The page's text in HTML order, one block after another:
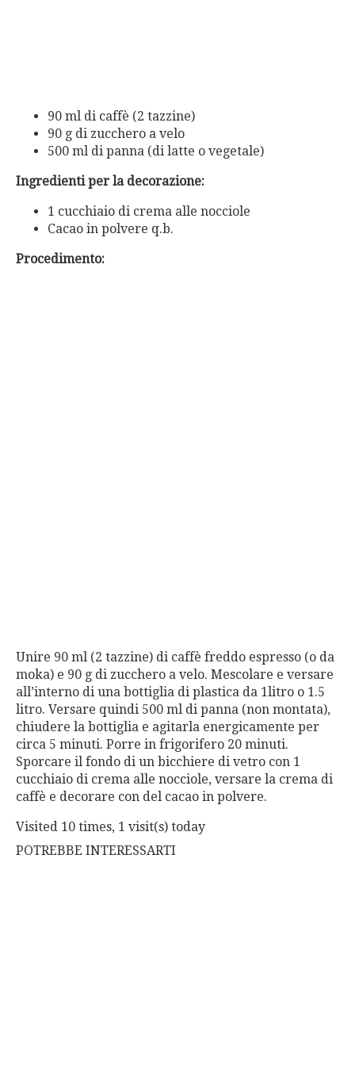
90 ml di caffè (2 tazzine)
90 g di zucchero a velo
500 ml di panna (di latte o vegetale)
Ingredienti per la decorazione:
1 cucchiaio di crema alle nocciole
Cacao in polvere q.b.
Procedimento:
Unire 90 ml (2 tazzine) di caffè freddo espresso (o da
moka) e 90 g di zucchero a velo. Mescolare e versare
all’interno di una bottiglia di plastica da 1litro o 1.5
litro. Versare quindi 500 ml di panna (non montata),
chiudere la bottiglia e agitarla energicamente per
circa 5 minuti. Porre in frigorifero 20 minuti.
Sporcare il fondo di un bicchiere di vetro con 1
cucchiaio di crema alle nocciole, versare la crema di
caffè e decorare con del cacao in polvere.
Visited 10 times, 1 visit(s) today
POTREBBE INTERESSARTI